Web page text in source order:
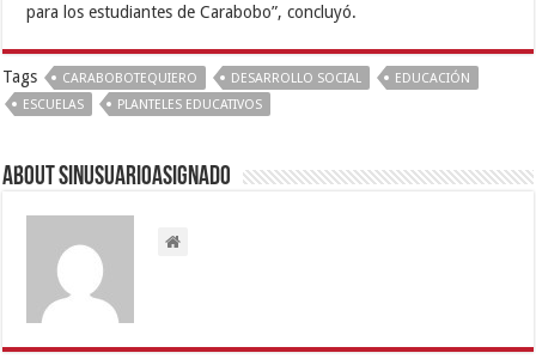
para los estudiantes de Carabobo”, concluyó.
Tags CARABOBOTEQUIERO DESARROLLO SOCIAL
EDUCACIÓN
ESCUELAS
PLANTELES EDUCATIVOS
About sinusuarioasignado